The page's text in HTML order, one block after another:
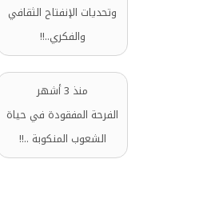
وتحديات الإنفتاح الثقافي
والفكري..!!
منذ 3 أشهر
الفرحة المفقودة في حياة
الشعوب المنكوبة ..!!